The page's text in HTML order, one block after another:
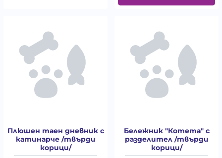
Плюшен таен дневник с
катинарче /твърди
корици/
Бележник "Котета" с
разделител /твърди
корици/